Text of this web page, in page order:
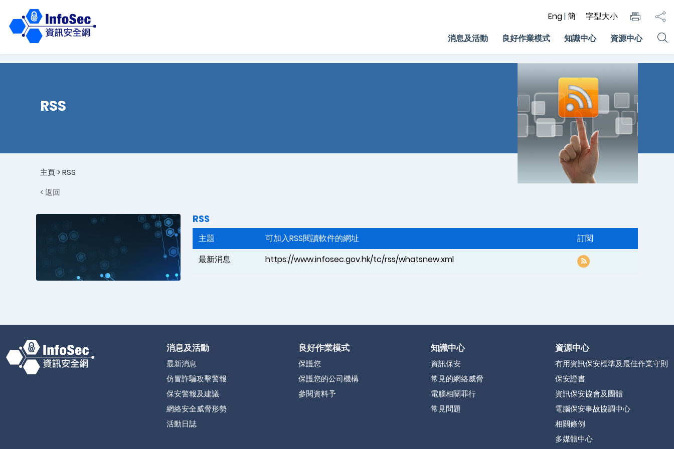
Eng|簡
字型大小
消息及活動
良好作業模式 知識中心 資源中心
RSS
主頁>RSS
< 返回
RSS
主題 可加入RSS閱讀軟件的網址
訂閱
最新消息
https://www.infosec.gov.hk/tc/rss/whatsnew.xml
消息及活動
最新消息
仿冒詐騙攻擊警報
保安警報及建議
網絡安全威脅形勢
活動日誌
良好作業模式
保護您
保護您的公司機構
參閱資料予
知識中心
資訊保安
常見的網絡威脅
電腦相關罪行
常見問題
資源中心
有用資訊保安標準及最佳作業守則
保安證書
資訊保安協會及團體
電腦保安事故協調中心
相關條例
多媒體中心